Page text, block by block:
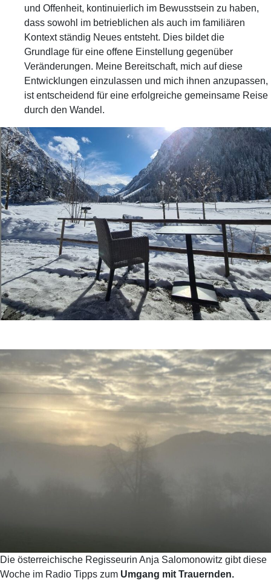
und Offenheit, kontinuierlich im Bewusstsein zu haben,
dass sowohl im betrieblichen als auch im familiären
Kontext ständig Neues entsteht. Dies bildet die
Grundlage für eine offene Einstellung gegenüber
Veränderungen. Meine Bereitschaft, mich auf diese
Entwicklungen einzulassen und mich ihnen anzupassen,
ist entscheidend für eine erfolgreiche gemeinsame Reise
durch den Wandel.
Die österreichische Regisseurin Anja Salomonowitz gibt diese
Woche im Radio Tipps zum Umgang mit Trauernden.